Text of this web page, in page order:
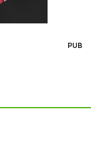
PUB